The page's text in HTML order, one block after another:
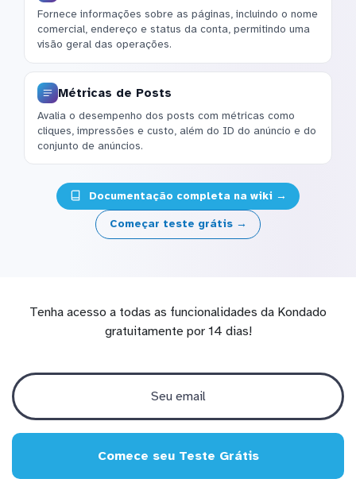
Fornece informações sobre as páginas, incluindo o nome
comercial, endereço e status da conta, permitindo uma
visão geral das operações.
Métricas de Posts
Avalia o desempenho dos posts com métricas como
cliques, impressões e custo, além do ID do anúncio e do
conjunto de anúncios.
Documentação completa na wiki →
Começar teste grátis →
Tenha acesso a todas as funcionalidades da Kondado
gratuitamente por 14 dias!
Comece seu Teste Grátis